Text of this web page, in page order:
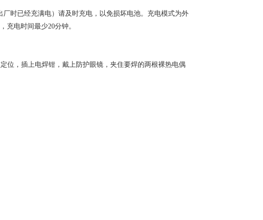
时已经充满电）请及时充电，以免损坏电池。 充电模式为外
充电时间最少20分钟。
位，插上电焊钳，戴上防护眼镜，夹住要焊的两根裸热电偶